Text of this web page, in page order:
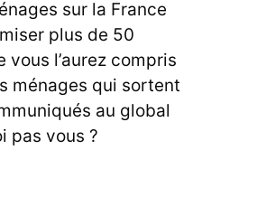
sur la France
plus de 50
l’aurez compris
ménages qui sortent
au global
pas vous ?